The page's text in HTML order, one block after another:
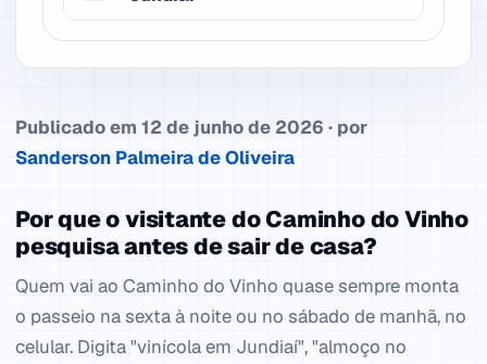
Publicado em 12 de junho de 2026 · por
Sanderson Palmeira de Oliveira
Por que o visitante do Caminho do Vinho
pesquisa antes de sair de casa?
Quem vai ao Caminho do Vinho quase sempre monta
o passeio na sexta à noite ou no sábado de manhã, no
celular. Digita "vinícola em Jundiaí", "almoço no